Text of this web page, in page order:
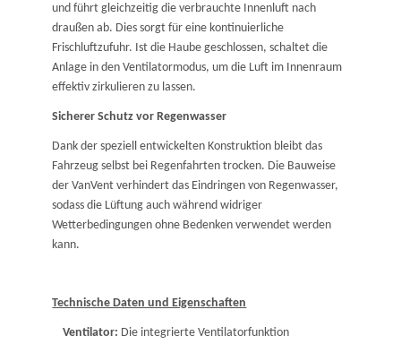
und führt gleichzeitig die verbrauchte Innenluft nach
draußen ab. Dies sorgt für eine kontinuierliche
Frischluftzufuhr. Ist die Haube geschlossen, schaltet die
Anlage in den Ventilatormodus, um die Luft im Innenraum
effektiv zirkulieren zu lassen.
Sicherer Schutz vor Regenwasser
Dank der speziell entwickelten Konstruktion bleibt das
Fahrzeug selbst bei Regenfahrten trocken. Die Bauweise
der VanVent verhindert das Eindringen von Regenwasser,
sodass die Lüftung auch während widriger
Wetterbedingungen ohne Bedenken verwendet werden
kann.
Technische Daten und Eigenschaften
Ventilator: Die integrierte Ventilatorfunktion